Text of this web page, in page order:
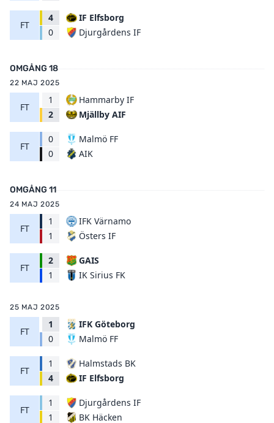
FT
4
0
IF Elfsborg
Djurgårdens IF
OMGÅNG 18
22 MAJ 2025
FT
1
2
Hammarby IF
Mjällby AIF
FT
0
0
Malmö FF
AIK
OMGÅNG 11
24 MAJ 2025
FT
1
1
IFK Värnamo
Östers IF
FT
2
1
GAIS
IK Sirius FK
25 MAJ 2025
FT
1
0
IFK Göteborg
Malmö FF
FT
1
4
Halmstads BK
IF Elfsborg
FT
1
1
Djurgårdens IF
BK Häcken